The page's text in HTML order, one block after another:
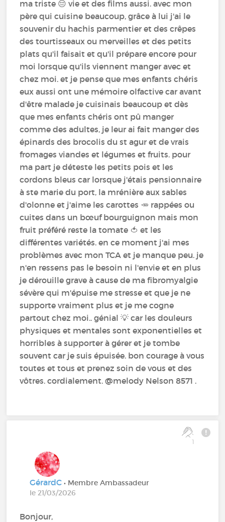
ma triste 😔 vie et des films aussi. avec mon
père qui cuisine beaucoup, grâce à lui j'ai le
souvenir du hachis parmentier et des crêpes
des tourtisseaux ou merveilles et des petits
plats qu'il faisait et qu'il prépare encore pour
moi lorsque qu'ils viennent manger avec et
chez moi. et je pense que mes enfants chéris
eux aussi ont une mémoire olfactive car avant
d'être malade je cuisinais beaucoup et dès
que mes enfants chéris ont pû manger
comme des adultes, je leur ai fait manger des
épinards des brocolis du st agur et de vrais
fromages viandes et légumes et fruits. pour
ma part je déteste les petits pois et les
cordons bleus car lorsque j'étais pensionnaire
à ste marie du port, la mrénière aux sables
d'olonne et j'aime les carottes 🥕 rappées ou
cuites dans un bœuf bourguignon mais mon
fruit préféré reste la tomate 🍅 et les
différentes variétés. en ce moment j'ai mes
problèmes avec mon TCA et je manque peu. je
n'en ressens pas le besoin ni l'envie et en plus
je dérouille grave à cause de ma fibromyalgie
sévère qui m'épuise me stresse et que je ne
supporte vraiment plus et je me cogne
partout chez moi.. génial 💡 car les douleurs
physiques et mentales sont exponentielles et
horribles à supporter à gérer et je tombe
souvent car je suis épuisée. bon courage à vous
toutes et tous et prenez soin de vous et des
vôtres. cordialement. @melody Nelson 8571 .
1
GérardC• Membre Ambassadeur
le 21/03/2026
Bonjour,